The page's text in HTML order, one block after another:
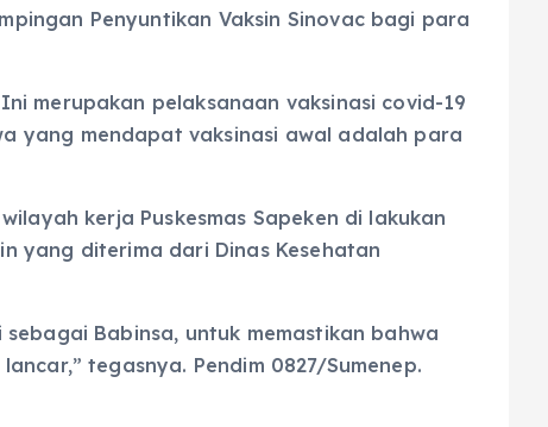
Penyuntikan Vaksin Sinovac bagi para
merupakan pelaksanaan vaksinasi covid-19
yang mendapat vaksinasi awal adalah para
kerja Puskesmas Sapeken di lakukan
yang diterima dari Dinas Kesehatan
Babinsa, untuk memastikan bahwa
tegasnya. Pendim 0827/Sumenep.